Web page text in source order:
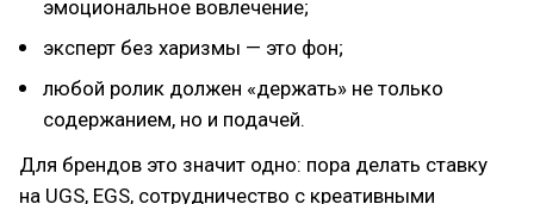
эмоциональное вовлечение;
эксперт без харизмы — это фон;
любой ролик должен «держать» не только
содержанием, но и подачей.
Для брендов это значит одно: пора делать ставку
на UGS, EGS, сотрудничество с креативными